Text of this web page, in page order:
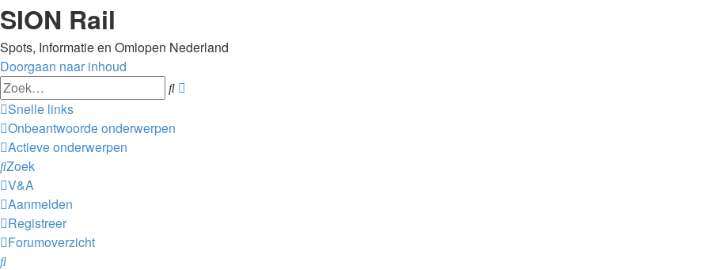
SION Rail
Spots, Informatie en Omlopen Nederland
Doorgaan naar inhoud
Zoek
Snelle links
Onbeantwoorde onderwerpen
Actieve onderwerpen
Zoek
V&A
Aanmelden
Registreer
Forumoverzicht
Zoek